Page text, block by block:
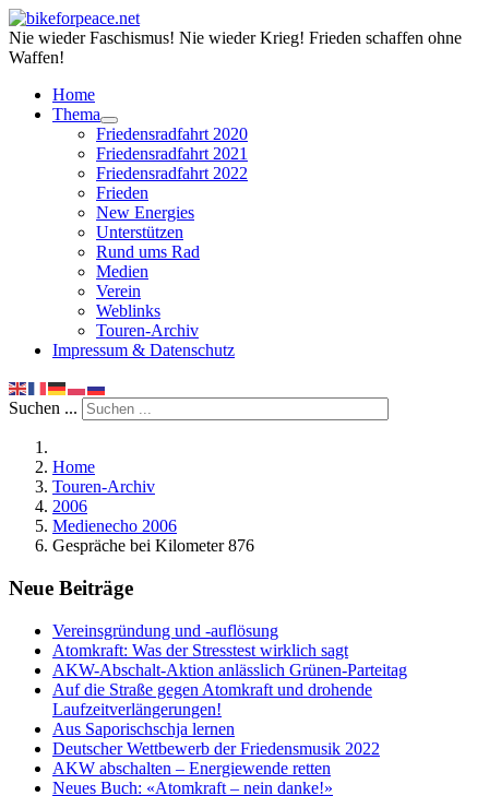
Nie wieder Faschismus! Nie wieder Krieg! Frieden schaffen ohne
Waffen!
Home
Thema
Friedensradfahrt 2020
Friedensradfahrt 2021
Friedensradfahrt 2022
Frieden
New Energies
Unterstützen
Rund ums Rad
Medien
Verein
Weblinks
Touren-Archiv
Impressum & Datenschutz
Suchen ...
Home
Touren-Archiv
2006
Medienecho 2006
Gespräche bei Kilometer 876
Neue Beiträge
Vereinsgründung und -auflösung
Atomkraft: Was der Stresstest wirklich sagt
AKW-Abschalt-Aktion anlässlich Grünen-Parteitag
Auf die Straße gegen Atomkraft und drohende
Laufzeitverlängerungen!
Aus Saporischschja lernen
Deutscher Wettbewerb der Friedensmusik 2022
AKW abschalten – Energiewende retten
Neues Buch: «Atomkraft – nein danke!»